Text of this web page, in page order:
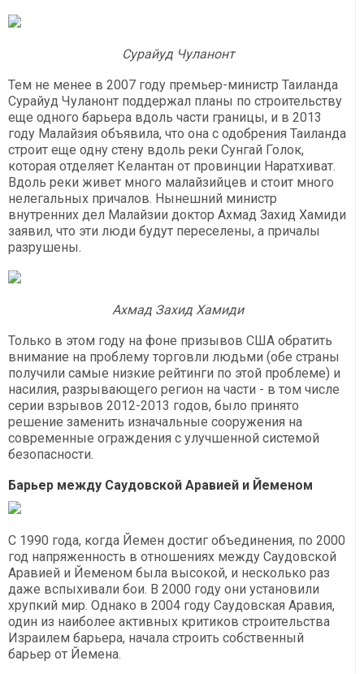
Сурайуд Чуланонт
Тем не менее в 2007 году премьер-министр Таиланда
Сурайуд Чуланонт поддержал планы по строительству
еще одного барьера вдоль части границы, и в 2013
году Малайзия объявила, что она с одобрения Таиланда
строит еще одну стену вдоль реки Сунгай Голок,
которая отделяет Келантан от провинции Наратхиват.
Вдоль реки живет много малайзийцев и стоит много
нелегальных причалов. Нынешний министр
внутренних дел Малайзии доктор Ахмад Захид Хамиди
заявил, что эти люди будут переселены, а причалы
разрушены.
Ахмад Захид Хамиди
Только в этом году на фоне призывов США обратить
внимание на проблему торговли людьми (обе страны
получили самые низкие рейтинги по этой проблеме) и
насилия, разрывающего регион на части - в том числе
серии взрывов 2012-2013 годов, было принято
решение заменить изначальные сооружения на
современные ограждения с улучшенной системой
безопасности.
Барьер между Саудовской Аравией и Йеменом
С 1990 года, когда Йемен достиг объединения, по 2000
год напряженность в отношениях между Саудовской
Аравией и Йеменом была высокой, и несколько раз
даже вспыхивали бои. В 2000 году они установили
хрупкий мир. Однако в 2004 году Саудовская Аравия,
один из наиболее активных критиков строительства
Израилем барьера, начала строить собственный
барьер от Йемена.